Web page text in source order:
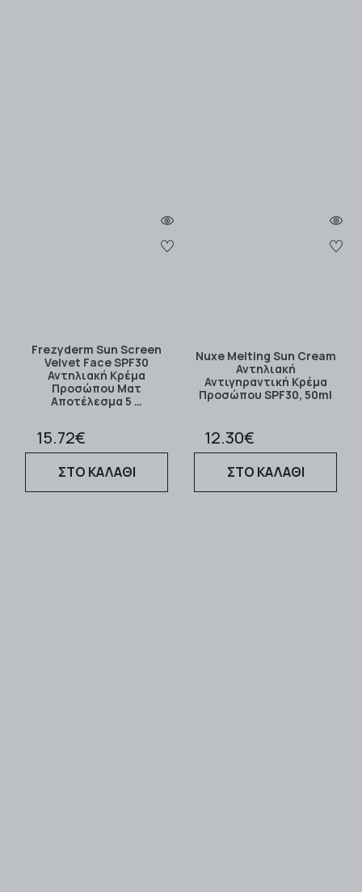
Frezyderm Sun Screen
Velvet Face SPF30
Αντηλιακή Κρέμα
Προσώπου Ματ
Αποτέλεσμα 5 …
15.72€
ΣΤΟ ΚΑΛΑΘΙ
Nuxe Melting Sun Cream
Αντηλιακή
Αντιγηραντική Κρέμα
Προσώπου SPF30, 50ml
12.30€
ΣΤΟ ΚΑΛΑΘΙ